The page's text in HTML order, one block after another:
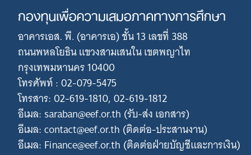
กองทุนเพื่อความเสมอภาคทางการศึกษา
อาคารเอส. พี. (อาคารเอ) ชั้น 13 เลขที่ 388
ถนนพหลโยธิน แขวงสามเสนใน เขตพญาไท
กรุงเทพมหานคร 10400
โทรศัพท์ : 02-079-5475
โทรสาร: 02-619-1810, 02-619-1812
อีเมล: saraban@eef.or.th (รับ-ส่ง เอกสาร)
อีเมล: contact@eef.or.th (ติดต่อ-ประสานงาน)
อีเมล: Finance@eef.or.th (ติดต่อฝ่ายบัญชีและการเงิน)